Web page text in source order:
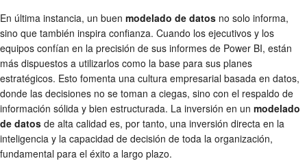
En última instancia, un buen modelado de datos no solo informa,
sino que también inspira confianza. Cuando los ejecutivos y los
equipos confían en la precisión de sus informes de Power BI, están
más dispuestos a utilizarlos como la base para sus planes
estratégicos. Esto fomenta una cultura empresarial basada en datos,
donde las decisiones no se toman a ciegas, sino con el respaldo de
información sólida y bien estructurada. La inversión en un modelado
de datos de alta calidad es, por tanto, una inversión directa en la
inteligencia y la capacidad de decisión de toda la organización,
fundamental para el éxito a largo plazo.